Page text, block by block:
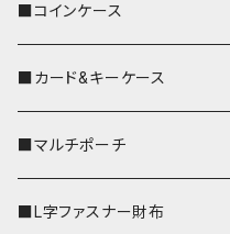
■コインケース
■カード&キーケース
■マルチポーチ
■L字ファスナー財布